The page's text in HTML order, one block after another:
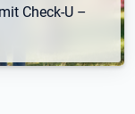
Check-U –